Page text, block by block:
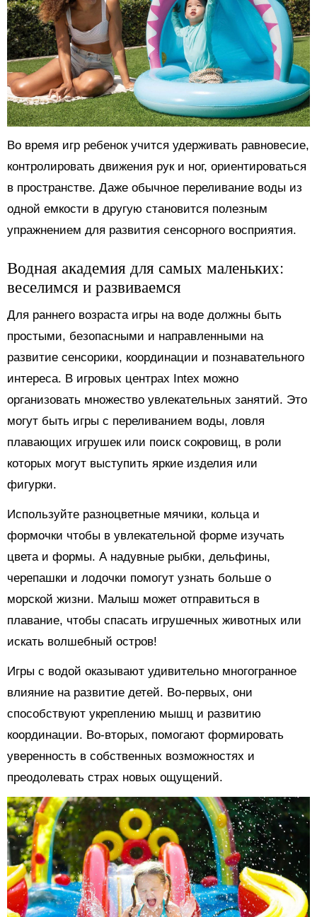
Во время игр ребенок учится удерживать равновесие,
контролировать движения рук и ног, ориентироваться
в пространстве. Даже обычное переливание воды из
одной емкости в другую становится полезным
упражнением для развития сенсорного восприятия.
Водная академия для самых маленьких:
веселимся и развиваемся
Для раннего возраста игры на воде должны быть
простыми, безопасными и направленными на
развитие сенсорики, координации и познавательного
интереса. В игровых центрах Intex можно
организовать множество увлекательных занятий. Это
могут быть игры с переливанием воды, ловля
плавающих игрушек или поиск сокровищ, в роли
которых могут выступить яркие изделия или
фигурки.
Используйте разноцветные мячики, кольца и
формочки чтобы в увлекательной форме изучать
цвета и формы. А надувные рыбки, дельфины,
черепашки и лодочки помогут узнать больше о
морской жизни. Малыш может отправиться в
плавание, чтобы спасать игрушечных животных или
искать волшебный остров!
Игры с водой оказывают удивительно многогранное
влияние на развитие детей. Во-первых, они
способствуют укреплению мышц и развитию
координации. Во-вторых, помогают формировать
уверенность в собственных возможностях и
преодолевать страх новых ощущений.